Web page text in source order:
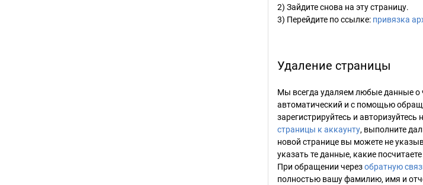
2) Зайдите снова на эту страницу.
3) Перейдите по ссылке: привязка
Удаление страницы
Мы всегда удаляем любые данные о
автоматический и с помощью
зарегистрируйтесь и авторизуйтесь
страницы к аккаунту, выполните
новой странице вы можете не
указать те данные, какие
При обращении черезобратную
полностью вашу фамилию, имя и